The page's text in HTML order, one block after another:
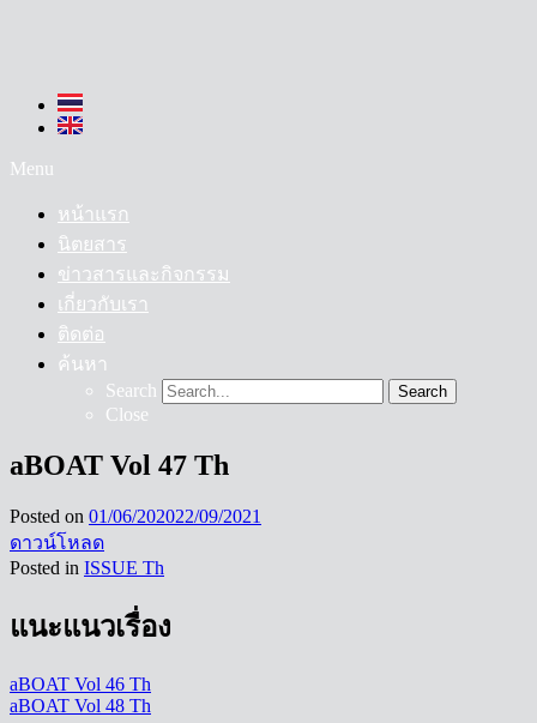
Menu
หน้าแรก
นิตยสาร
ข่าวสารและกิจกรรม
เกี่ยวกับเรา
ติดต่อ
ค้นหา
Search
Search
Close
aBOAT Vol 47 Th
Posted on 01/06/202022/09/2021
ดาวน์โหลด
Posted in ISSUE Th
แนะแนวเรื่อง
aBOAT Vol 46 Th
aBOAT Vol 48 Th